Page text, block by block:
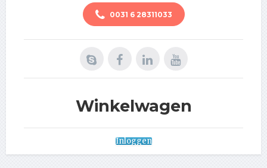
0031 6 28311033
Winkelwagen
Inloggen